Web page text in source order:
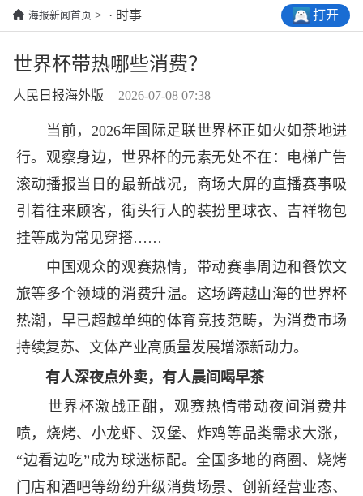
海报新闻首页 > · 时事 打开
世界杯带热哪些消费？
人民日报海外版 2026-07-08 07:38
当前，2026年国际足联世界杯正如火如荼地进
行。观察身边，世界杯的元素无处不在：电梯广告
滚动播报当日的最新战况，商场大屏的直播赛事吸
引着往来顾客，街头行人的装扮里球衣、吉祥物包
挂等成为常见穿搭……
中国观众的观赛热情，带动赛事周边和餐饮文
旅等多个领域的消费升温。这场跨越山海的世界杯
热潮，早已超越单纯的体育竞技范畴，为消费市场
持续复苏、文体产业高质量发展增添新动力。
有人深夜点外卖，有人晨间喝早茶
世界杯激战正酣，观赛热情带动夜间消费井
喷，烧烤、小龙虾、汉堡、炸鸡等品类需求大涨，
“边看边吃”成为球迷标配。全国多地的商圈、烧烤
门店和酒吧等纷纷升级消费场景、创新经营业态、